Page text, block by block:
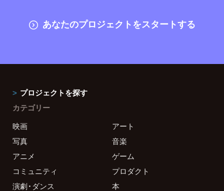
あなたのプロジェクトをスタートする
プロジェクトを探す
カテゴリー
映画
アート
写真
音楽
アニメ
ゲーム
コミュニティ
プロダクト
演劇・ダンス
本